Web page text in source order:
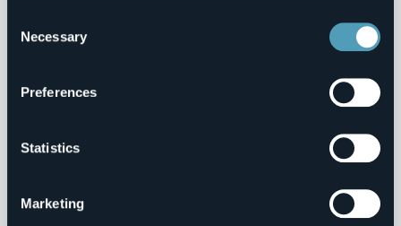
Selection
Necessary
Preferences
Statistics
Marketing
0
Bike
Località
Valli dell'Ossola
1